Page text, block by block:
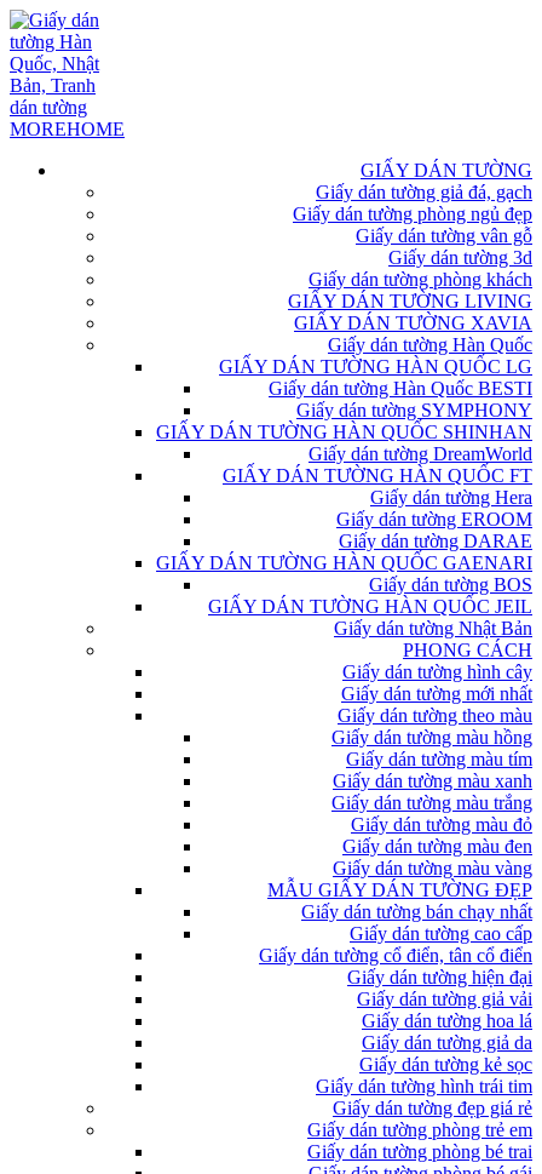
GIẤY DÁN TƯỜNG
Giấy dán tường giả đá, gạch
Giấy dán tường phòng ngủ đẹp
Giấy dán tường vân gỗ
Giấy dán tường 3d
Giấy dán tường phòng khách
GIẤY DÁN TƯỜNG LIVING
GIẤY DÁN TƯỜNG XAVIA
Giấy dán tường Hàn Quốc
GIẤY DÁN TƯỜNG HÀN QUỐC LG
Giấy dán tường Hàn Quốc BESTI
Giấy dán tường SYMPHONY
GIẤY DÁN TƯỜNG HÀN QUỐC SHINHAN
Giấy dán tường DreamWorld
GIẤY DÁN TƯỜNG HÀN QUỐC FT
Giấy dán tường Hera
Giấy dán tường EROOM
Giấy dán tường DARAE
GIẤY DÁN TƯỜNG HÀN QUỐC GAENARI
Giấy dán tường BOS
GIẤY DÁN TƯỜNG HÀN QUỐC JEIL
Giấy dán tường Nhật Bản
PHONG CÁCH
Giấy dán tường hình cây
Giấy dán tường mới nhất
Giấy dán tường theo màu
Giấy dán tường màu hồng
Giấy dán tường màu tím
Giấy dán tường màu xanh
Giấy dán tường màu trắng
Giấy dán tường màu đỏ
Giấy dán tường màu đen
Giấy dán tường màu vàng
MẪU GIẤY DÁN TƯỜNG ĐẸP
Giấy dán tường bán chạy nhất
Giấy dán tường cao cấp
Giấy dán tường cổ điển, tân cổ điển
Giấy dán tường hiện đại
Giấy dán tường giả vải
Giấy dán tường hoa lá
Giấy dán tường giả da
Giấy dán tường kẻ sọc
Giấy dán tường hình trái tim
Giấy dán tường đẹp giá rẻ
Giấy dán tường phòng trẻ em
Giấy dán tường phòng bé trai